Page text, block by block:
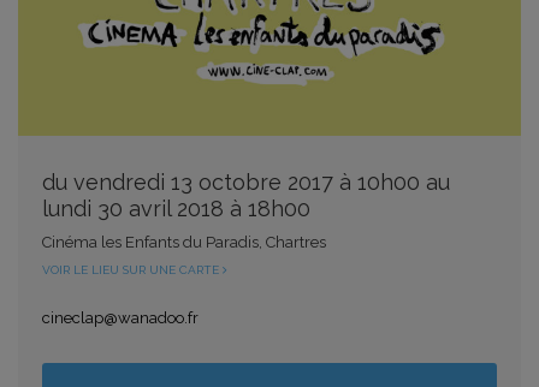
du vendredi 13 octobre 2017 à 10h00 au
lundi 30 avril 2018 à 18h00
Cinéma les Enfants du Paradis, Chartres
VOIR LE LIEU SUR UNE CARTE
cineclap@wanadoo.fr